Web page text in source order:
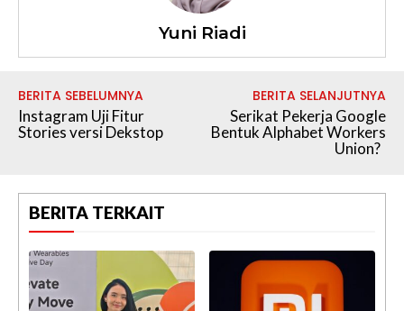
Yuni Riadi
BERITA SEBELUMNYA
Instagram Uji Fitur
Stories versi Dekstop
BERITA SELANJUTNYA
Serikat Pekerja Google
Bentuk Alphabet Workers
Union?
BERITA TERKAIT